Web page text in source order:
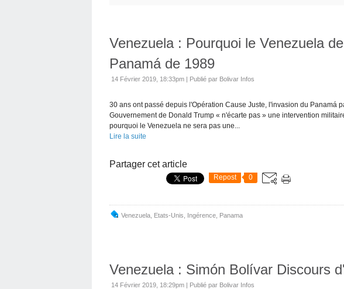
Venezuela : Pourquoi le Venezuela
Panamá de 1989
14 Février 2019, 18:33pm | Publié par Bolivar Infos
30 ans ont passé depuis l'Opération Cause Juste, l'invasion du Panamá
Gouvernement de Donald Trump « n'écarte pas » une intervention
pourquoi le Venezuela ne sera pas une...
Lire la suite
Partager cet article
Repost 0
Venezuela Etats-Unis Ingérence Panama
Venezuela : Simón Bolívar Discours
14 Février 2019, 18:29pm | Publié par Bolivar Infos